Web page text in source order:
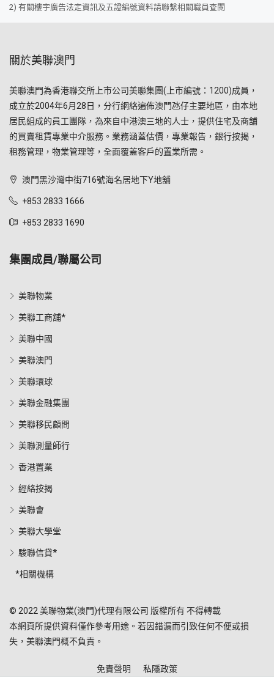
2) 有關樓宇廣告法定資訊及五證編號資料請聯繫相關職員查閱
關於美聯澳門
美聯澳門為香港聯交所上市公司美聯集團(上市編號：1200)成員，
成立於2004年6月28日，分行網絡遍佈澳門氹仔主要地區，由本地
居民組成的員工團隊，為來自中港澳三地的人士，提供住宅及商舖
的買賣租賃專業中介服務。業務涵蓋估價，專業報告，銀行按揭，
租務管理，物業管理等，全面覆蓋客戶的置業所需。
澳門黑沙灣中街716號海名居地下Y地舖
+853 2833 1666
+853 2833 1690
集團成員/聯屬公司
美聯物業
美聯工商舖*
美聯中國
美聯澳門
美聯環球
美聯金融集團
美聯移民顧問
美聯測量師行
香港置業
經絡按揭
美聯會
美聯大學堂
駿聯信貸*
*相關機構
© 2022 美聯物業(澳門)代理有限公司 版權所有 不得轉載
本網頁所提供資料僅作參考用途。若因錯漏而引致任何不便或損
失，美聯澳門概不負責。
免責聲明 私隱政策